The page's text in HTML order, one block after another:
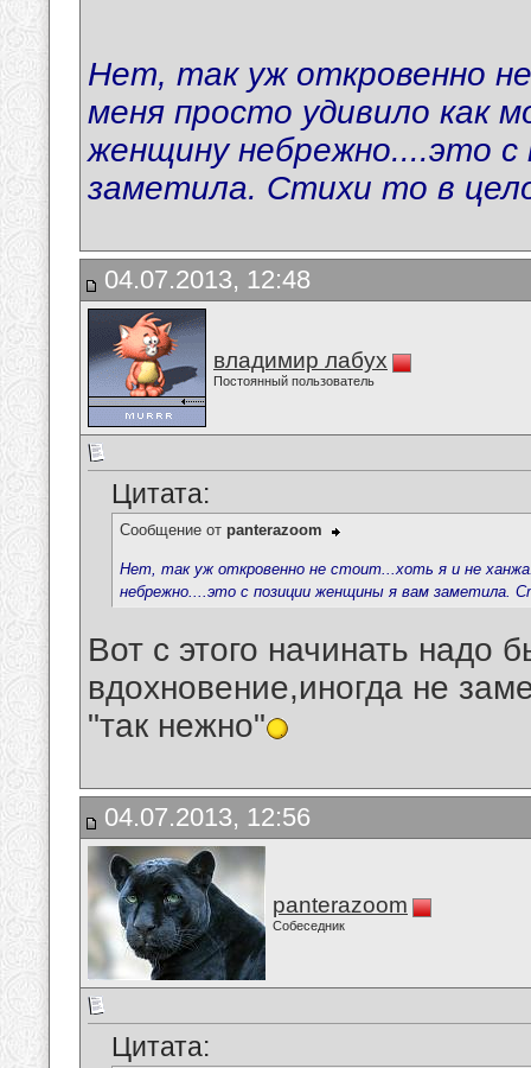
Нет, так уж откровенно
меня просто удивило как
женщину небрежно....это
заметила. Стихи то в
04.07.2013, 12:48
владимир лабух
Постоянный пользователь
Цитата:
Сообщение от panterazoom
Нет, так уж откровенно не стоит...хоть я и не
небрежно....это с позиции женщины я вам заметила.
Вот с этого начинать надо
вдохновение,иногда не
"так нежно"
04.07.2013, 12:56
panterazoom
Собеседник
Цитата: